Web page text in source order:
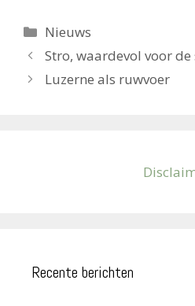
Categorieën
Nieuws
Stro, waardevol voor
Luzerne als ruwvoer
Recente berichten